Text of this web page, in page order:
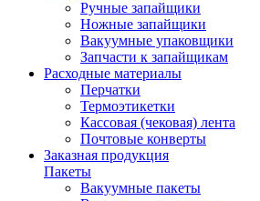
Ручные запайщики
Ножные запайщики
Вакуумные упаковщики
Запчасти к запайщикам
Расходные материалы
Перчатки
Термоэтикетки
Кассовая (чековая) лента
Почтовые конверты
Заказная продукция
Пакеты
Вакуумные пакеты